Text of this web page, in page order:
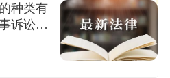
种类有
诉讼要